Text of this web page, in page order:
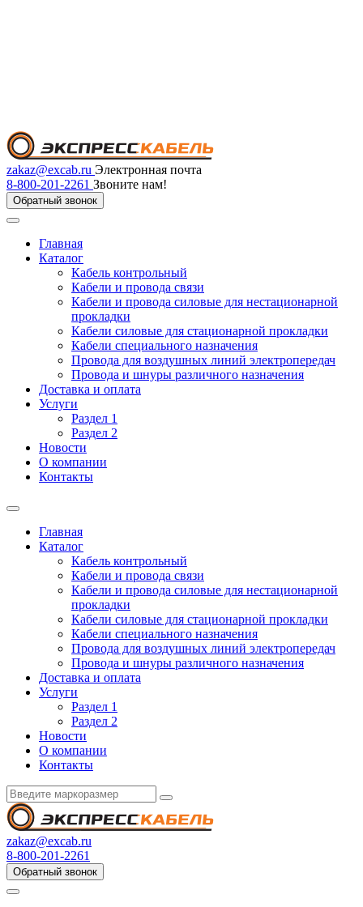
zakaz@excab.ru Электронная почта
8-800-201-2261 Звоните нам!
Обратный звонок
Главная
Каталог
Кабель контрольный
Кабели и провода связи
Кабели и провода силовые для нестационарной
прокладки
Кабели силовые для стационарной прокладки
Кабели специального назначения
Провода для воздушных линий электропередач
Провода и шнуры различного назначения
Доставка и оплата
Услуги
Раздел 1
Раздел 2
Новости
О компании
Контакты
Главная
Каталог
Кабель контрольный
Кабели и провода связи
Кабели и провода силовые для нестационарной
прокладки
Кабели силовые для стационарной прокладки
Кабели специального назначения
Провода для воздушных линий электропередач
Провода и шнуры различного назначения
Доставка и оплата
Услуги
Раздел 1
Раздел 2
Новости
О компании
Контакты
zakaz@excab.ru
8-800-201-2261
Обратный звонок